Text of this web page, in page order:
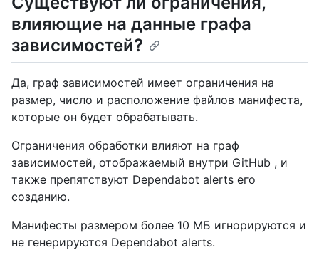
влияющие на данные графа
зависимостей?
Да, граф зависимостей имеет ограничения на
размер, число и расположение файлов манифеста,
которые он будет обрабатывать.
Ограничения обработки влияют на граф
зависимостей, отображаемый внутри GitHub , и
также препятствуют Dependabot alerts его
созданию.
Манифесты размером более 10 МБ игнорируются и
не генерируются Dependabot alerts.